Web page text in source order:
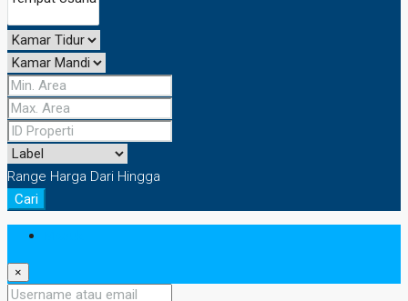
Range Harga Dari Hingga
Cari
×